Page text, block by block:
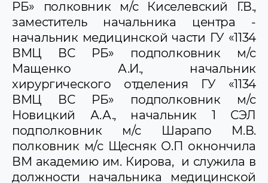
РБ» полковник м/с Киселевский Г.В.,
заместитель начальника центра -
начальник медицинской части ГУ «1134
ВМЦ ВС РБ» подполковник м/с
Мащенко А.И., начальник
хирургического отделения ГУ «1134
ВМЦ ВС РБ» подполковник м/с
Новицкий А.А., начальник 1 СЭЛ
подполковник м/с Шарапо М.В.
полковник м/с Щесняк О.П окнончила
ВМ академию им. Кирова, и служила в
должности начальника медицинской